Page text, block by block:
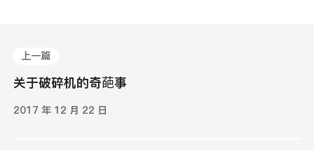
上一篇
关于破碎机的奇葩事
2017 年 12 月 22 日